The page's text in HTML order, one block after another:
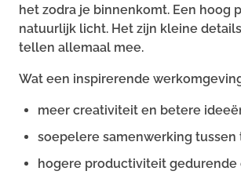
het zodra je binnenkomt. Een hoog
natuurlijk licht. Het zijn kleine
tellen allemaal mee.
Wat een inspirerende
meer creativiteit en betere
soepelere samenwerking tussen
hogere productiviteit gedurende